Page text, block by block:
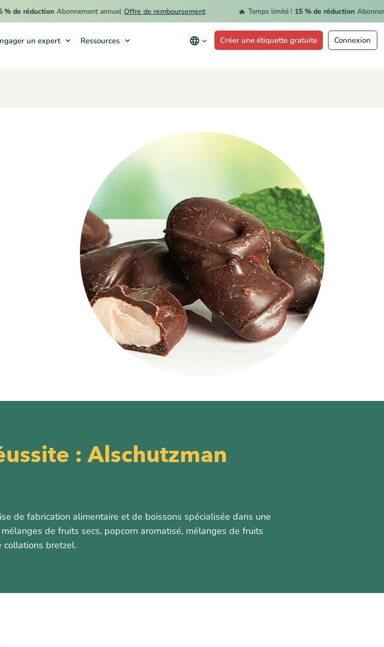
réduction Abonnement annuel Offre de remboursement Temps limité ! 15 % de réduction Abonnement
un expert Ressources Créer une étiquette gratuite Connexion
: Alschutzman
de fabrication alimentaire et de boissons spécialisée dans une
de fruits secs, popcorn aromatisé, mélanges de fruits
collations bretzel.